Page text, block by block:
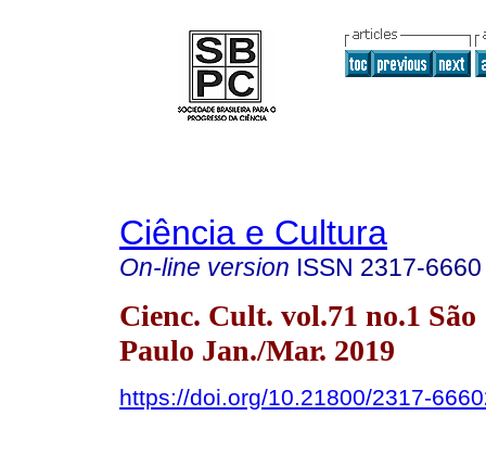
Ciência e Cultura
On-line version ISSN 2317-6660
Cienc. Cult. vol.71 no.1 São
Paulo Jan./Mar. 2019
https://doi.org/10.21800/2317-